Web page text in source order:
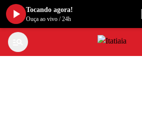
Tocando agora!
Ouça ao vivo /24h